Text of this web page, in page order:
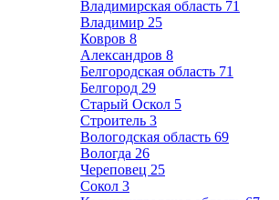
Владимирская область 71
Владимир 25
Ковров 8
Александров 8
Белгородская область 71
Белгород 29
Старый Оскол 5
Строитель 3
Вологодская область 69
Вологда 26
Череповец 25
Сокол 3